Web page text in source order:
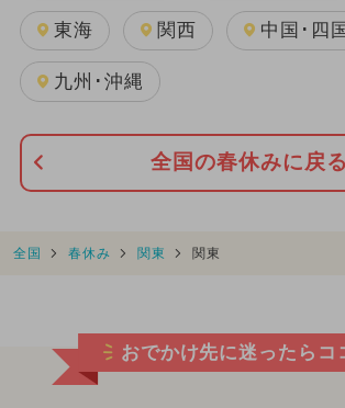
東海 関西 中国･四国
九州･沖縄
全国の春休みに戻る
全国 春休み 関東 関東
おでかけ先に迷ったらコ